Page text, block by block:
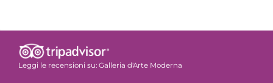
Leggi le recensioni su: Galleria d'Arte Moderna